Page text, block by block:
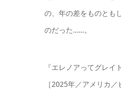
の、年の差をものとも
のだった……。
『エレノアってグレイ
［2025年／アメリカ